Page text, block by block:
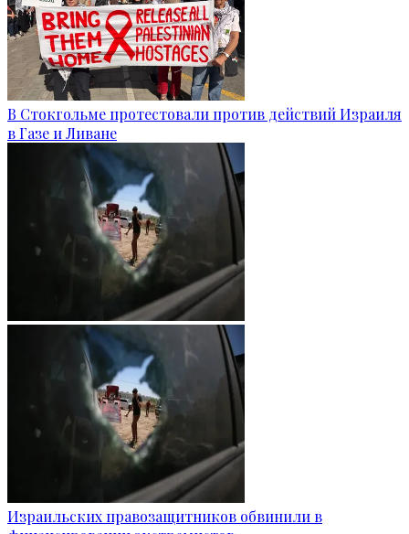
В Стокгольме протестовали против действий Израиля
в Газе и Ливане
Израильских правозащитников обвинили в